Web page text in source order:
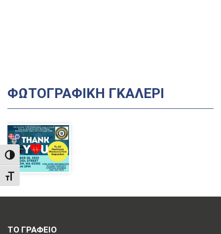
TOGGLE HIGH CONTRAST
TOGGLE FONT SIZE
ΦΩΤΟΓΡΑΦΙΚΉ ΓΚΑΛΕΡΊ
ΤΟ ΓΡΑΦΕΙΟ